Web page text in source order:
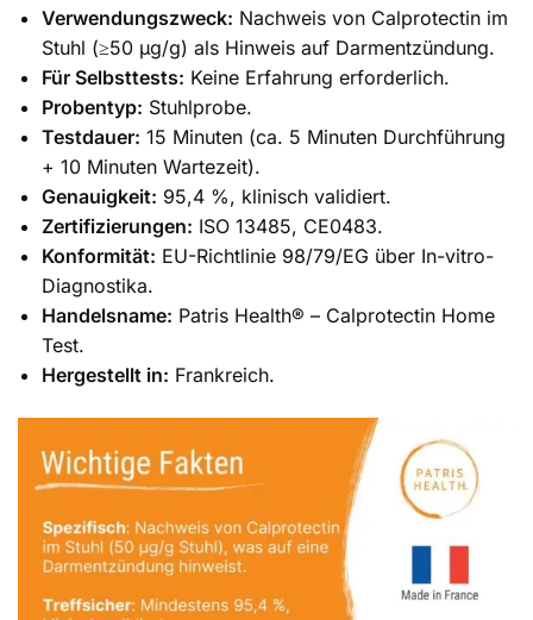
Verwendungszweck: Nachweis von Calprotectin im
Stuhl (≥50 µg/g) als Hinweis auf Darmentzündung.
Für Selbsttests: Keine Erfahrung erforderlich.
Probentyp: Stuhlprobe.
Testdauer: 15 Minuten (ca. 5 Minuten Durchführung
+ 10 Minuten Wartezeit).
Genauigkeit: 95,4 %, klinisch validiert.
Zertifizierungen: ISO 13485, CE0483.
Konformität: EU-Richtlinie 98/79/EG über In-vitro-
Diagnostika.
Handelsname: Patris Health® – Calprotectin Home
Test.
Hergestellt in: Frankreich.